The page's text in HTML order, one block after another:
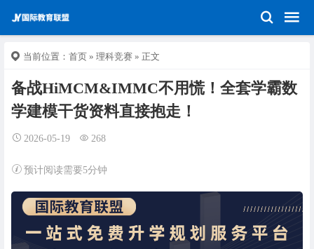
当前位置： 首页 » 理科竞赛 » 正文
备战HiMCM&IMMC不用慌！全套学霸数
学建模干货资料直接抱走！
2026-05-19 268
预计阅读需要5分钟